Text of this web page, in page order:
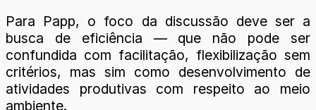
Para Papp, o foco da discussão deve ser a
busca de eficiência — que não pode ser
confundida com facilitação, flexibilização sem
critérios, mas sim como desenvolvimento de
atividades produtivas com respeito ao meio
ambiente.